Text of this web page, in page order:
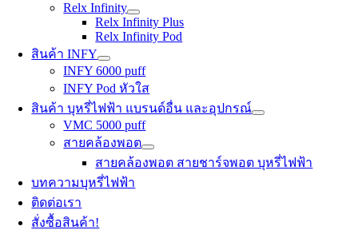
Relx Infinity
Relx Infinity Plus
Relx Infinity Pod
สินค้า INFY
INFY 6000 puff
INFY Pod หัวใส
สินค้า บุหรี่ไฟฟ้า แบรนด์อื่น และอุปกรณ์
VMC 5000 puff
สายคล้องพอต
สายคล้องพอต สายชาร์จพอต บุหรี่ไฟฟ้า
บทความบุหรี่ไฟฟ้า
ติดต่อเรา
สั่งซื้อสินค้า!